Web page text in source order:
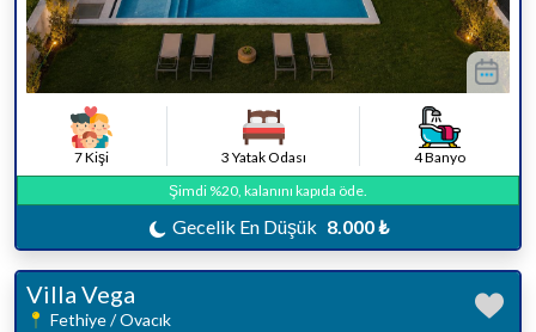
7 Kişi 3 Yatak Odası
4 Banyo
Şimdi %20, kalanını kapıda öde.
Gecelik En Düşük 8.000 ₺
Villa Vega
Fethiye / Ovacık